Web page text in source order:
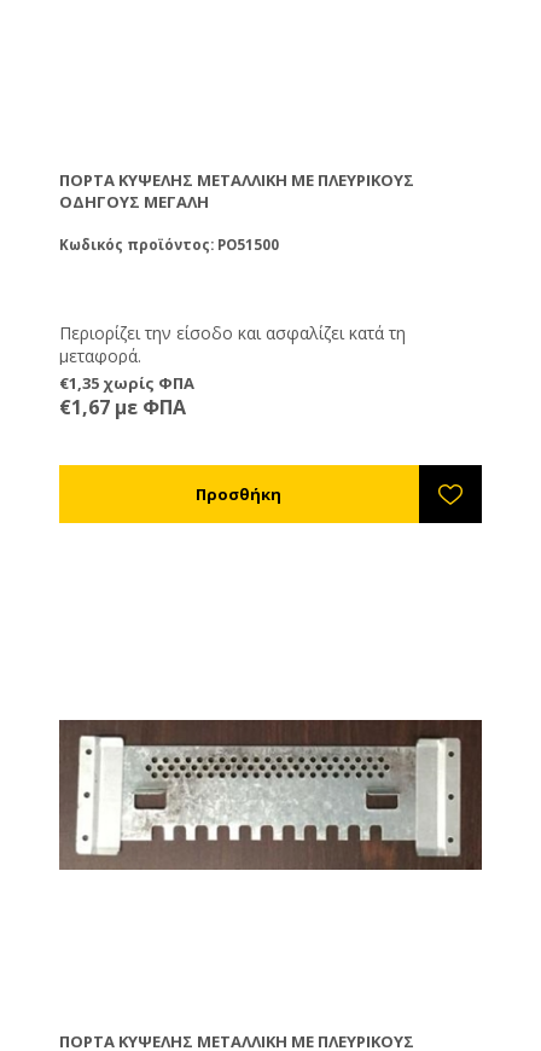
ΠΌΡΤΑ ΚΥΨΈΛΗΣ ΜΕΤΑΛΛΙΚΉ ΜΕ ΠΛΕΥΡΙΚΟΎΣ
ΟΔΗΓΟΎΣ ΜΕΓΆΛΗ
Κωδικός προϊόντος: PO51500
Περιορίζει την είσοδο και ασφαλίζει κατά τη
μεταφορά.
€1,35 χωρίς ΦΠΑ
€1,67 με ΦΠΑ
ΠΌΡΤΑ ΚΥΨΈΛΗΣ ΜΕΤΑΛΛΙΚΉ ΜΕ ΠΛΕΥΡΙΚΟΎΣ